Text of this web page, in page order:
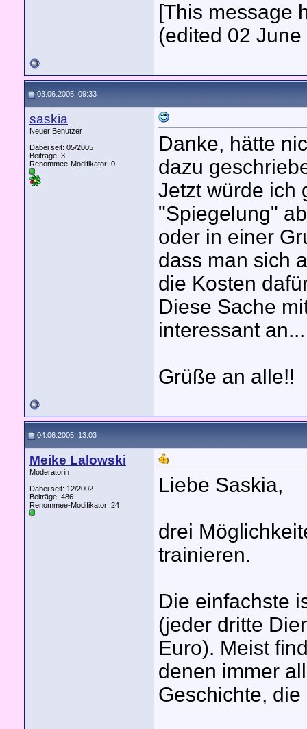
[This message
(edited 02 June
03.06.2005, 09:33
saskia
Neuer Benutzer
Dabei seit: 05/2005
Beiträge: 3
Renommee-Modifikator: 0
Danke, hätte
dazu
Jetzt würde ich
"Spiegelung"
oder in einer
dass man sich
die Kosten
Diese Sache
interessant an...
Grüße an alle!!
04.06.2005, 13:03
Meike Lalowski
Moderatorin
Dabei seit: 12/2002
Beiträge: 486
Renommee-Modifikator: 24
Liebe Saskia,
drei
trainieren.
Die einfachste
(jeder dritte
Euro). Meist
denen immer
Geschichte,